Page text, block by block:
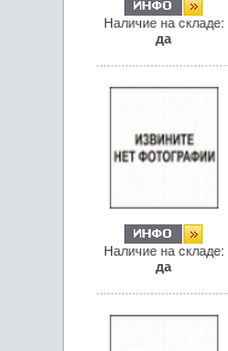
Наличие на складе:
да
Наличие на складе:
да